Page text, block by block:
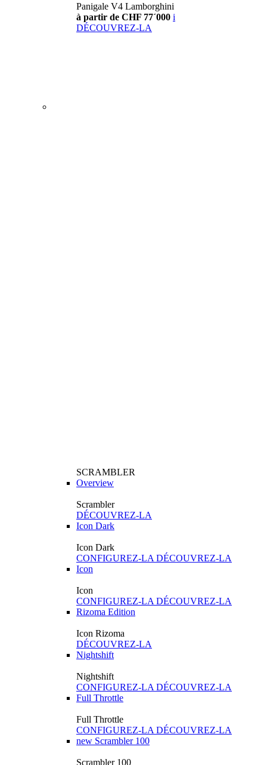
Panigale V4 Lamborghini
à partir de CHF 77´000 i
DÉCOUVREZ-LA
SCRAMBLER
Overview
Scrambler
DÉCOUVREZ-LA
Icon Dark
Icon Dark
CONFIGUREZ-LA DÉCOUVREZ-LA
Icon
Icon
CONFIGUREZ-LA DÉCOUVREZ-LA
Rizoma Edition
Icon Rizoma
DÉCOUVREZ-LA
Nightshift
Nightshift
CONFIGUREZ-LA DÉCOUVREZ-LA
Full Throttle
Full Throttle
CONFIGUREZ-LA DÉCOUVREZ-LA
new Scrambler 100
Scrambler 100